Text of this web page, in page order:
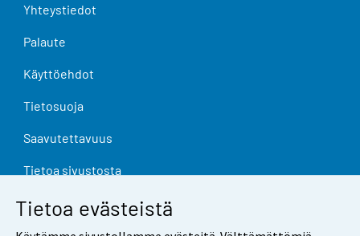
Tietoa evästeistä
Yhteystiedot
Palaute
Käyttöehdot
Tietosuoja
Saavutettavuus
Tietoa sivustosta
Evästeasetukset